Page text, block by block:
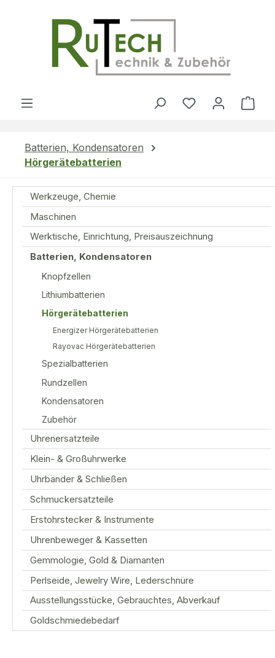
Du hast 0
Batterien, Kondensatoren
Hörgerätebatterien
Werkzeuge, Chemie
Maschinen
Werktische, Einrichtung, Preisauszeichnung
Batterien, Kondensatoren
Knopfzellen
Lithiumbatterien
Hörgerätebatterien
Energizer Hörgerätebatterien
Rayovac Hörgerätebatterien
Spezialbatterien
Rundzellen
Kondensatoren
Zubehör
Uhrenersatzteile
Klein- & Großuhrwerke
Uhrbänder & Schließen
Schmuckersatzteile
Erstohrstecker & Instrumente
Uhrenbeweger & Kassetten
Gemmologie, Gold & Diamanten
Perlseide, Jewelry Wire, Lederschnüre
Ausstellungsstücke, Gebrauchtes, Abverkauf
Goldschmiedebedarf